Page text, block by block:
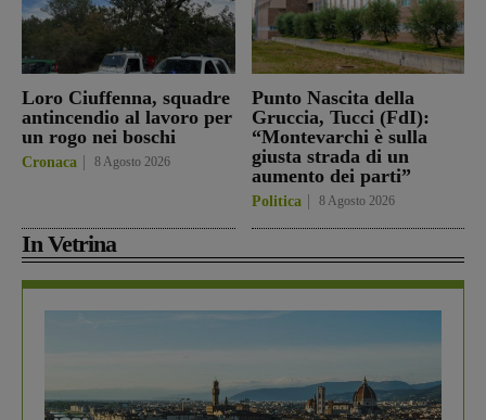
Loro Ciuffenna, squadre
antincendio al lavoro per
un rogo nei boschi
Cronaca 8 Agosto 2026
Punto Nascita della
Gruccia, Tucci (FdI):
“Montevarchi è sulla
giusta strada di un
aumento dei parti”
Politica 8 Agosto 2026
In Vetrina